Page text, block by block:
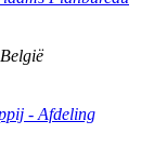
België
- Afdeling